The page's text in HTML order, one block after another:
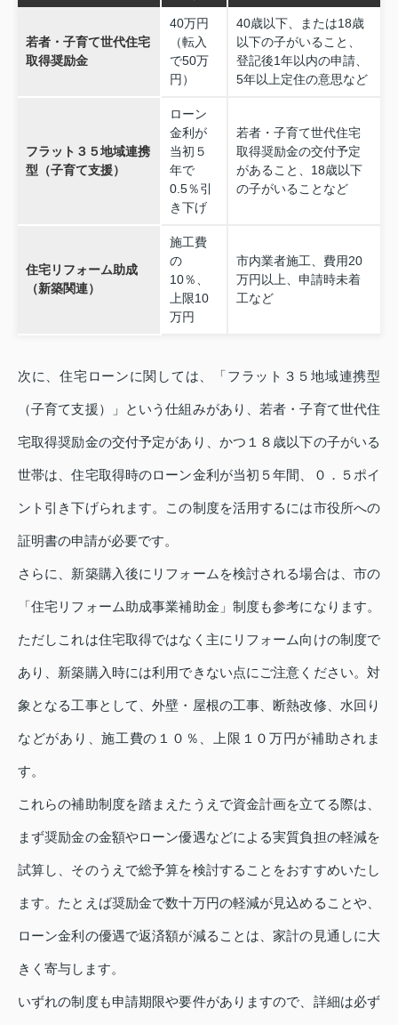
若者・子育て世代住宅
取得奨励金
40万円
（転入
で50万
円）
40歳以下、または18歳
以下の子がいること、
登記後1年以内の申請、
5年以上定住の意思など
フラット３５地域連携
型（子育て支援）
ローン
金利が
当初５
年で
0.5％引
き下げ
若者・子育て世代住宅
取得奨励金の交付予定
があること、18歳以下
の子がいることなど
住宅リフォーム助成
（新築関連）
施工費
の
10％、
上限10
万円
市内業者施工、費用20
万円以上、申請時未着
工など
次に、住宅ローンに関しては、「フラット３５地域連携型
（子育て支援）」という仕組みがあり、若者・子育て世代住
宅取得奨励金の交付予定があり、かつ１８歳以下の子がいる
世帯は、住宅取得時のローン金利が当初５年間、０．５ポイ
ント引き下げられます。この制度を活用するには市役所への
証明書の申請が必要です。
さらに、新築購入後にリフォームを検討される場合は、市の
「住宅リフォーム助成事業補助金」制度も参考になります。
ただしこれは住宅取得ではなく主にリフォーム向けの制度で
あり、新築購入時には利用できない点にご注意ください。対
象となる工事として、外壁・屋根の工事、断熱改修、水回り
などがあり、施工費の１０％、上限１０万円が補助されま
す。
これらの補助制度を踏まえたうえで資金計画を立てる際は、
まず奨励金の金額やローン優遇などによる実質負担の軽減を
試算し、そのうえで総予算を検討することをおすすめいたし
ます。たとえば奨励金で数十万円の軽減が見込めることや、
ローン金利の優遇で返済額が減ることは、家計の見通しに大
きく寄与します。
いずれの制度も申請期限や要件がありますので、詳細は必ず